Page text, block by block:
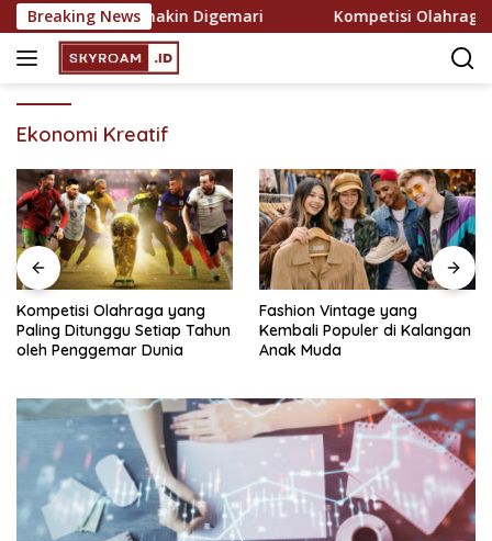
Skip
to
content
Breaking News
yang Semakin Digemari Kompetisi Olahraga
Ekonomi Kreatif
Kompetisi Olahraga yang
Paling Ditunggu Setiap Tahun
oleh Penggemar Dunia
Fashion Vintage yang
Kembali Populer di Kalangan
Anak Muda